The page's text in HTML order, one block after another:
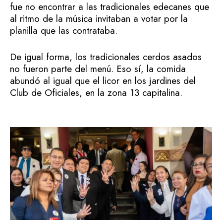
fue no encontrar a las tradicionales edecanes que
al ritmo de la música invitaban a votar por la
planilla que las contrataba.
De igual forma, los tradicionales cerdos asados
no fueron parte del menú. Eso sí, la comida
abundó al igual que el licor en los jardines del
Club de Oficiales, en la zona 13 capitalina.